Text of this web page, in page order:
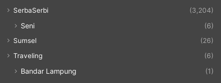
SerbaSerbi
(3,204)
Seni (6)
Sumsel
(26)
Traveling
(6)
Bandar Lampung (1)